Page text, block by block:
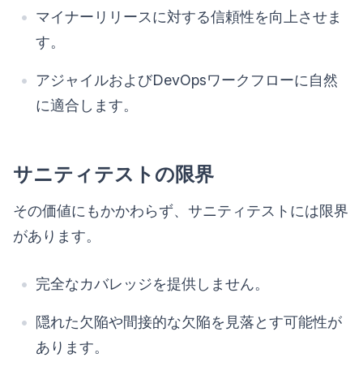
マイナーリリースに対する信頼性を向上させま
す。
アジャイルおよびDevOpsワークフローに自然
に適合します。
サニティテストの限界
その価値にもかかわらず、サニティテストには限界
があります。
完全なカバレッジを提供しません。
隠れた欠陥や間接的な欠陥を見落とす可能性が
あります。